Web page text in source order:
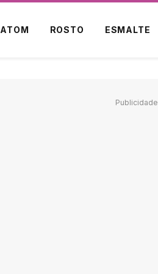
ROSTO ESMALTE
Publicidade